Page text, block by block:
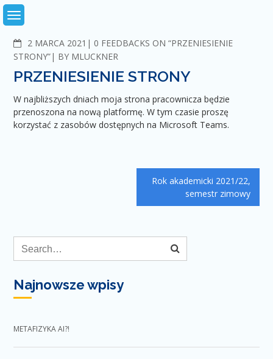
Skip
to
2 MARCA 2021
C
O
M
M
E
T
0 FEEDBACKS ON “PRZENIESIENIE
STRONY”
BY MLUCKNER
PRZENIESIENIE STRONY
W najbliższych dniach moja strona pracownicza będzie
przenoszona na nową platformę. W tym czasie proszę
korzystać z zasobów dostępnych na Microsoft Teams.
Rok akademicki 2021/22,
semestr zimowy
Najnowsze wpisy
METAFIZYKA AI?!